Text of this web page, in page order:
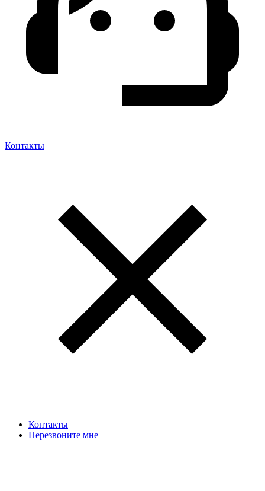
Контакты
Контакты
Перезвоните мне